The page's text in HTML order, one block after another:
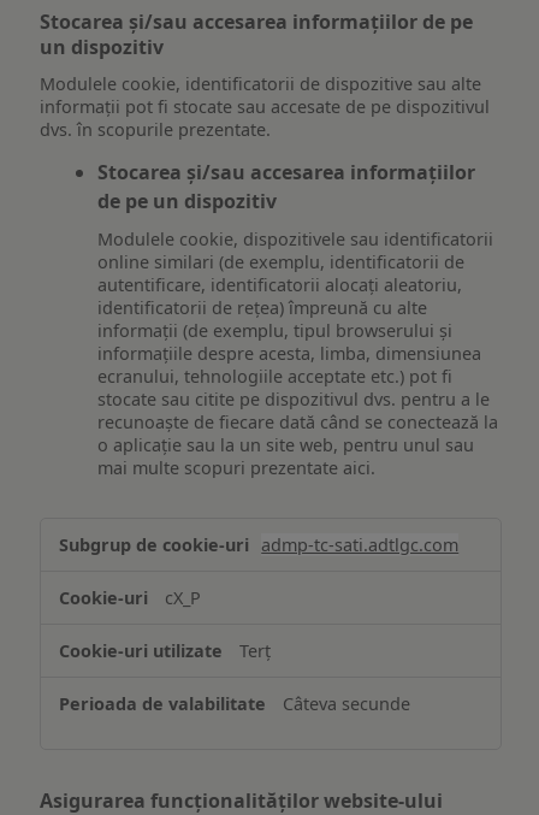
Stocarea și/sau accesarea informațiilor de pe
un dispozitiv
Modulele cookie, identificatorii de dispozitive sau alte
informații pot fi stocate sau accesate de pe dispozitivul
dvs. în scopurile prezentate.
Stocarea și/sau accesarea informațiilor
de pe un dispozitiv
Modulele cookie, dispozitivele sau identificatorii
online similari (de exemplu, identificatorii de
autentificare, identificatorii alocați aleatoriu,
identificatorii de rețea) împreună cu alte
informații (de exemplu, tipul browserului și
informațiile despre acesta, limba, dimensiunea
ecranului, tehnologiile acceptate etc.) pot fi
stocate sau citite pe dispozitivul dvs. pentru a le
recunoaște de fiecare dată când se conectează la
o aplicație sau la un site web, pentru unul sau
mai multe scopuri prezentate aici.
și/sau
informațiilor
pe
dispozitiv
admp-tc-sati.adtlgc.com
cX_P
Terț
Câteva secunde
Asigurarea funcționalităților website-ului